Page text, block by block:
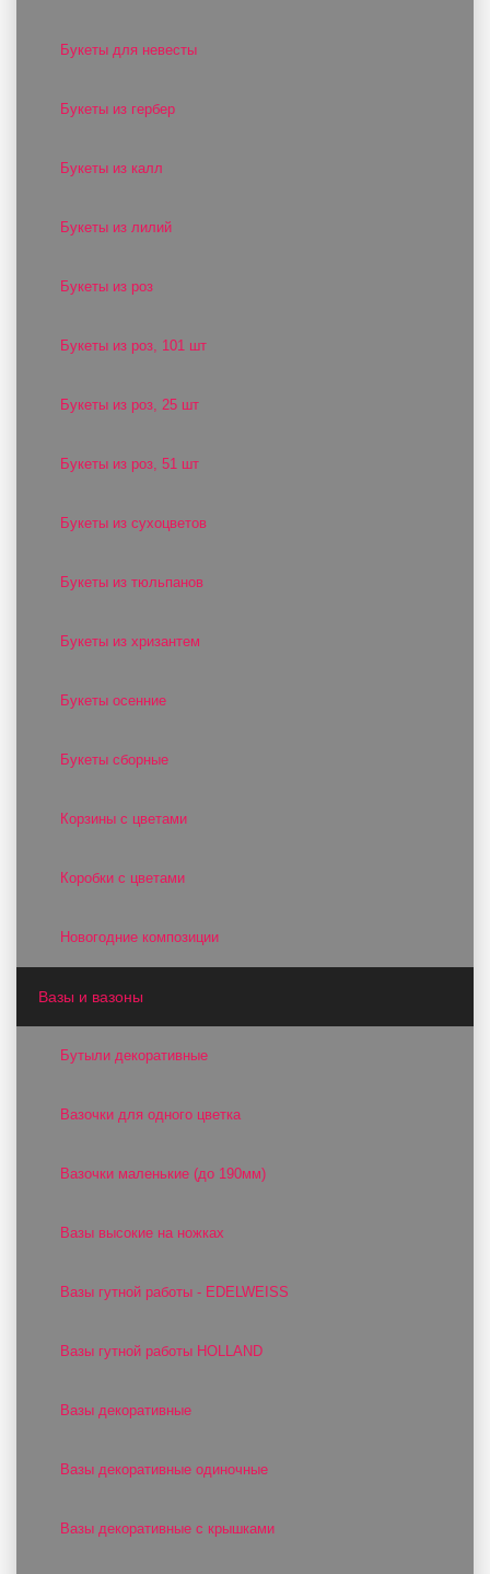
Букеты для невесты
Букеты из гербер
Букеты из калл
Букеты из лилий
Букеты из роз
Букеты из роз, 101 шт
Букеты из роз, 25 шт
Букеты из роз, 51 шт
Букеты из сухоцветов
Букеты из тюльпанов
Букеты из хризантем
Букеты осенние
Букеты сборные
Корзины с цветами
Коробки с цветами
Новогодние композиции
Вазы и вазоны
Бутыли декоративные
Вазочки для одного цветка
Вазочки маленькие (до 190мм)
Вазы высокие на ножках
Вазы гутной работы - EDELWEISS
Вазы гутной работы HOLLAND
Вазы декоративные
Вазы декоративные одиночные
Вазы декоративные с крышками